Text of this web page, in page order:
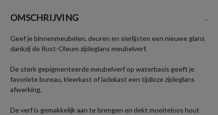
OMSCHRIJVING -
Geef je binnenmeubelen, deuren en sierlijsten een nieuwe glans
dankzij de Rust-Oleum zijdeglans meubelverf.
De sterk gepigmenteerde meubelverf op waterbasis geeft je
favoriete bureau, kleerkast of ladekast een tijdloze zijdeglans
afwerking.
De verf is gemakkelijk aan te brengen en dekt moeiteloos hout